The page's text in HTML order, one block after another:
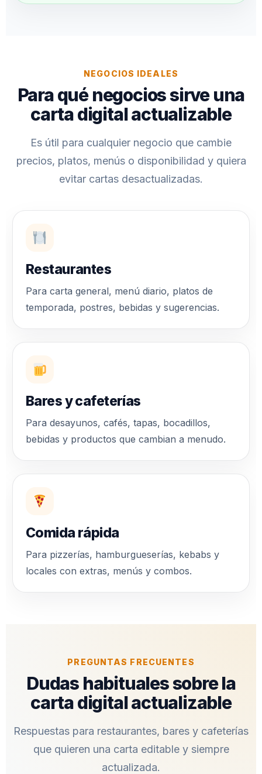
NEGOCIOS IDEALES
Para qué negocios sirve una
carta digital actualizable
Es útil para cualquier negocio que cambie
precios, platos, menús o disponibilidad y quiera
evitar cartas desactualizadas.
Restaurantes
Para carta general, menú diario, platos de
temporada, postres, bebidas y sugerencias.
Bares y cafeterías
Para desayunos, cafés, tapas, bocadillos,
bebidas y productos que cambian a menudo.
Comida rápida
Para pizzerías, hamburgueserías, kebabs y
locales con extras, menús y combos.
PREGUNTAS FRECUENTES
Dudas habituales sobre la
carta digital actualizable
Respuestas para restaurantes, bares y cafeterías
que quieren una carta editable y siempre
actualizada.